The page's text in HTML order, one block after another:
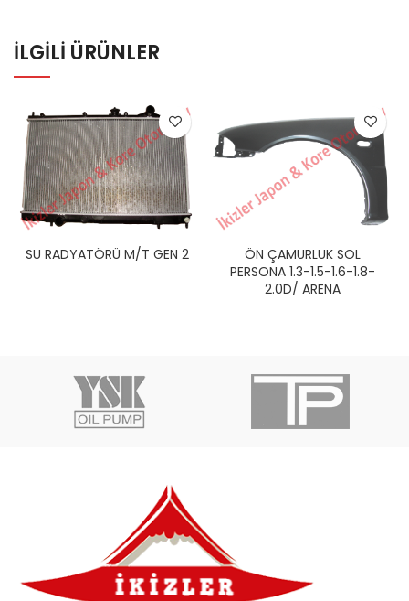
İLGILI ÜRÜNLER
SU RADYATÖRÜ M/T GEN 2
ÖN ÇAMURLUK SOL
PERSONA 1.3-1.5-1.6-1.8-
2.0D/ ARENA